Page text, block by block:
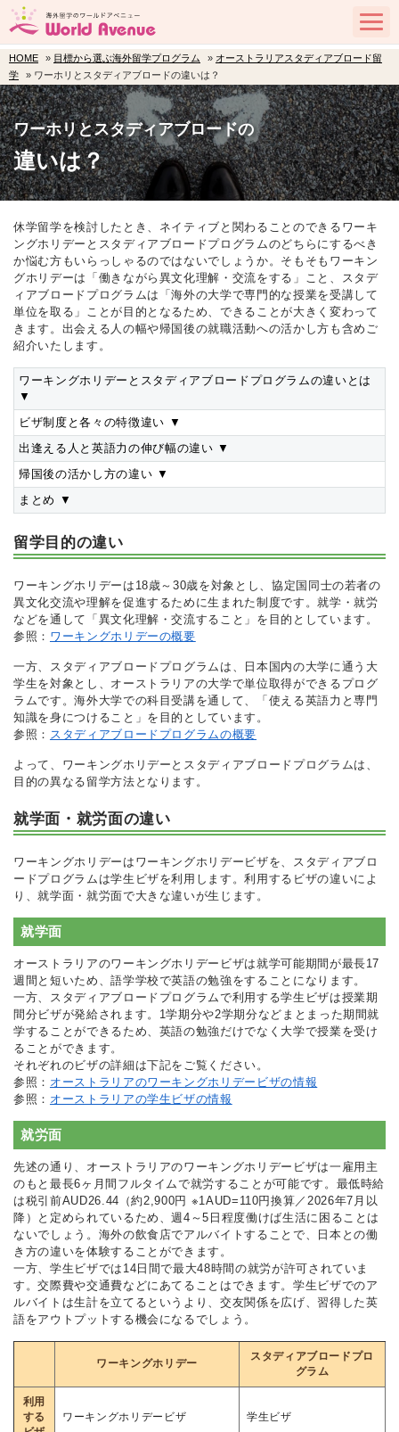
HOME » 目標から選ぶ海外留学プログラム » オーストラリアスタディアブロード留
学
» ワーホリとスタディアブロードの違いは？
ワーホリとスタディアブロードの
違いは？
休学留学を検討したとき、ネイティブと関わることのできるワーキ
ングホリデーとスタディアブロードプログラムのどちらにするべき
か悩む方もいらっしゃるのではないでしょうか。そもそもワーキン
グホリデーは「働きながら異文化理解・交流をする」こと、スタデ
ィアブロードプログラムは「海外の大学で専門的な授業を受講して
単位を取る」ことが目的となるため、できることが大きく変わって
きます。出会える人の幅や帰国後の就職活動への活かし方も含めご
紹介いたします。
ワーキングホリデーとスタディアブロードプログラムの違いとは
▼
ビザ制度と各々の特徴違い ▼
出逢える人と英語力の伸び幅の違い ▼
帰国後の活かし方の違い ▼
まとめ ▼
留学目的の違い
ワーキングホリデーは18歳～30歳を対象とし、協定国同士の若者の
異文化交流や理解を促進するために生まれた制度です。就学・就労
などを通して「異文化理解・交流すること」を目的としています。
参照： ワーキングホリデーの概要
一方、スタディアブロードプログラムは、日本国内の大学に通う大
学生を対象とし、オーストラリアの大学で単位取得ができるプログ
ラムです。海外大学での科目受講を通して、「使える英語力と専門
知識を身につけること」を目的としています。
参照： スタディアブロードプログラムの概要
よって、ワーキングホリデーとスタディアブロードプログラムは、
目的の異なる留学方法となります。
就学面・就労面の違い
ワーキングホリデーはワーキングホリデービザを、スタディアブロ
ードプログラムは学生ビザを利用します。利用するビザの違いによ
り、就学面・就労面で大きな違いが生じます。
就学面
オーストラリアのワーキングホリデービザは就学可能期間が最長17
週間と短いため、語学学校で英語の勉強をすることになります。
一方、スタディアブロードプログラムで利用する学生ビザは授業期
間分ビザが発給されます。1学期分や2学期分などまとまった期間就
学することができるため、英語の勉強だけでなく大学で授業を受け
ることができます。
それぞれのビザの詳細は下記をご覧ください。
参照： オーストラリアのワーキングホリデービザの情報
参照： オーストラリアの学生ビザの情報
就労面
先述の通り、オーストラリアのワーキングホリデービザは一雇用主
のもと最長6ヶ月間フルタイムで就労することが可能です。最低時給
は税引前AUD26.44（約2,900円 ※1AUD=110円換算／2026年7月以
降）と定められているため、週4～5日程度働けば生活に困ることは
ないでしょう。海外の飲食店でアルバイトすることで、日本との働
き方の違いを体験することができます。
一方、学生ビザでは14日間で最大48時間の就労が許可されていま
す。交際費や交通費などにあてることはできます。学生ビザでのア
ルバイトは生計を立てるというより、交友関係を広げ、習得した英
語をアウトプットする機会になるでしょう。
ワーキングホリデー
スタディアブロードプロ
グラム
利用
する
ワーキングホリデービザ 学生ビザ